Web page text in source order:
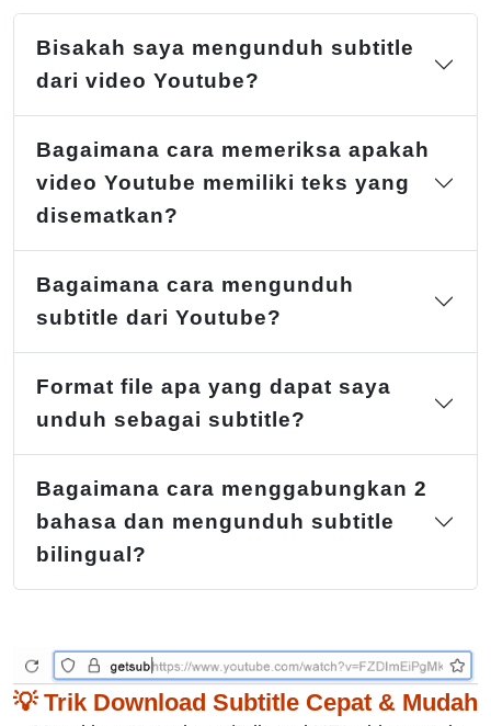
Bisakah saya mengunduh subtitle
dari video Youtube?
Bagaimana cara memeriksa apakah
video Youtube memiliki teks yang
disematkan?
Bagaimana cara mengunduh
subtitle dari Youtube?
Format file apa yang dapat saya
unduh sebagai subtitle?
Bagaimana cara menggabungkan 2
bahasa dan mengunduh subtitle
bilingual?
💡 Trik Download Subtitle Cepat & Mudah